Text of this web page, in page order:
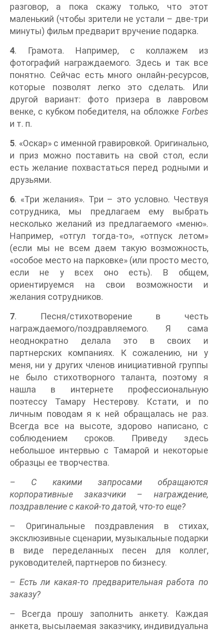
разговор, а пока скажу только, что этот
маленький (чтобы зрители не устали – две-три
минуты) фильм предварит вручение подарка.
4. Грамота. Например, с коллажем из
фотографий награждаемого. Здесь и так все
понятно. Сейчас есть много онлайн-ресурсов,
которые позволят легко это сделать. Или
другой вариант: фото призера в лавровом
венке, с кубком победителя, на обложке Forbes
и т. п.
5. «Оскар» с именной гравировкой. Оригинально,
и приз можно поставить на свой стол, если
есть желание похвастаться перед родными и
друзьями.
6. «Три желания». Три – это условно. Чествуя
сотрудника, мы предлагаем ему выбрать
несколько желаний из предлагаемого «меню».
Например, «отгул тогда-то», «отпуск летом»
(если мы не всем даем такую возможность,
«особое место на парковке» (или просто место,
если не у всех оно есть). В общем,
ориентируемся на свои возможности и
желания сотрудников.
7. Песня/стихотворение в честь
награждаемого/поздравляемого. Я сама
неоднократно делала это в своих и
партнерских компаниях. К сожалению, ни у
меня, ни у других членов инициативной группы
не было стихотворного таланта, поэтому я
нашла в интернете профессиональную
поэтессу Тамару Нестерову. Кстати, и по
личным поводам я к ней обращалась не раз.
Всегда все на высоте, здорово написано, с
соблюдением сроков. Приведу здесь
небольшое интервью с Тамарой и некоторые
образцы ее творчества.
– С какими запросами обращаются
корпоративные заказчики – награждение,
поздравление с какой-то датой, что-то еще?
– Оригинальные поздравления в стихах,
эксклюзивные сценарии, музыкальные подарки
в виде переделанных песен для коллег,
руководителей, партнеров по бизнесу.
– Есть ли какая-то предварительная работа по
заказу?
– Всегда прошу заполнить анкету. Каждая
анкета, высылаемая заказчику, индивидуальна